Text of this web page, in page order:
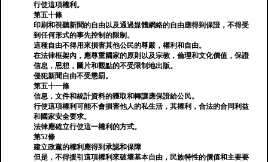
行使這項權利。
第五十條
印刷和視聽新聞的自由以及通過媒體網絡的自由應得到保證，不得受
到任何形式的事先控制的限制。
這種自由不得用來損害其他公民的尊嚴，權利和自由。
在法律框架內，應尊重國家的原則以及宗教，倫理和文化價值，保證
信息，思想，圖片和觀點的不受限制地出版。
侵犯新聞自由不受懲罰。
第五十一條
信息，文件和統計資料的獲取和轉讓應保證給公民。
行使這項權利可能不會損害他人的私生活，其權利，合法的合同利益
和國家安全要求。
法律應確立行使這一權利的方式。
第52條
建立政黨的權利應得到承認和保障
但是，不得援引這項權利來破壞基本自由，民族特性的價值和主要要